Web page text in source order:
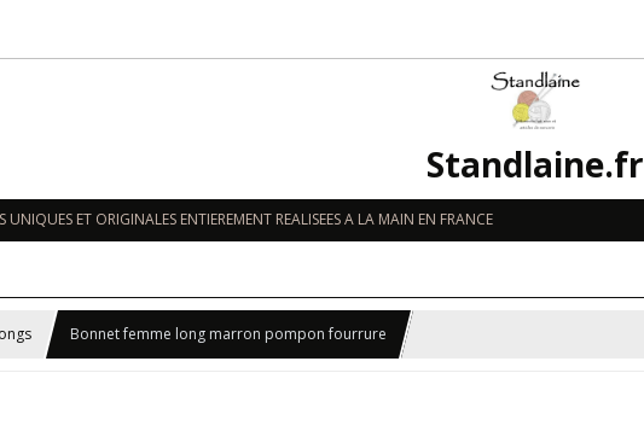
Standlaine.fr
ET ORIGINALES ENTIEREMENT REALISEES A LA MAIN EN FRANCE
Bonnet femme long marron pompon fourrure